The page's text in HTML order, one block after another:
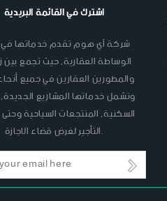
اشترك في القائمة البريدية
شركة آي هوم تقدم خدماتها
الوساطة العقارية, حيث تجمع بين
والمطورين العقارين في جميع
وتشمل خدماتها المشاريع
السكنية, المنتجعات السياحية
التأجير لغرض قضاء الاجازة.